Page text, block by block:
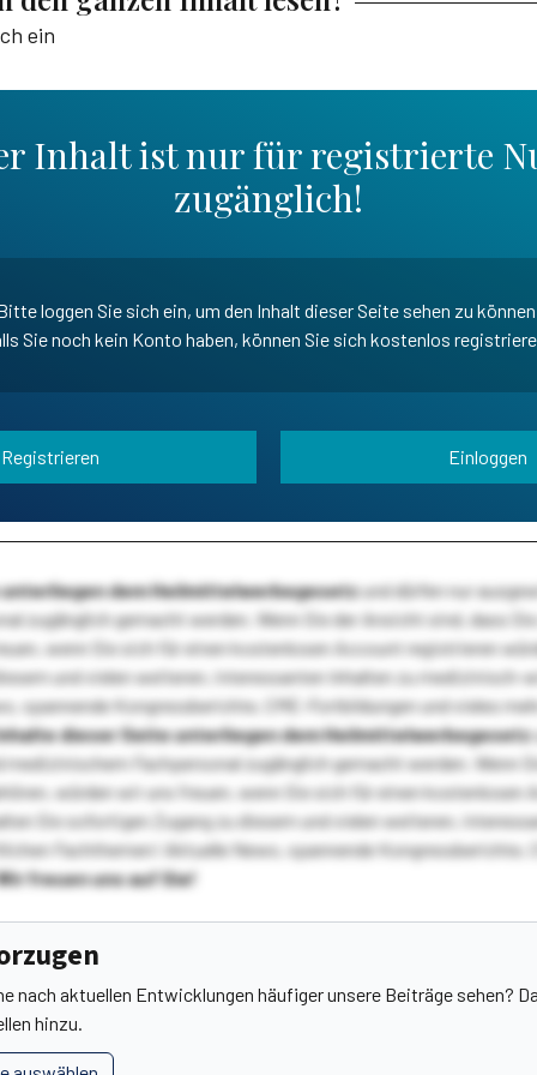
ein
Inhalt ist nur für registrierte
zugänglich!
loggen Sie sich ein, um den Inhalt dieser Seite sehen zu
Sie noch kein Konto haben, können Sie sich kostenlos
Registrieren Einloggen
dem Heilmittelwerbegesetzund dürfen nur
zugänglich gemacht werden. Wenn Sie der Ansicht sind, dass
wenn Sie sich für einen kostenlosen Account registrieren
und vielen weiteren, interessanten Inhalten zu
spannende Kongressberichte, CME-Fortbildungen und vieles
dieser Seite unterliegen dem Heilmittelwerbegesetz
Fachpersonal zugänglich gemacht werden. Wenn
würden wir uns freuen, wenn Sie sich für einen kostenlosen
Sie sofortigen Zugang zu diesem und vielen weiteren,
Fachthemen! Aktuelle News, spannende Kongressberichte,
freuen uns auf Sie!
nach aktuellen Entwicklungen häufiger unsere Beiträge sehen?
hinzu.